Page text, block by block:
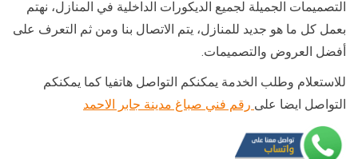
التصميمات الجميلة لجميع الديكورات الداخلية في المنازل، نهتم
بعمل كل ما هو جديد للمنازل، يتم الاتصال بنا ومن ثم التعرف على
أفضل العروض والتصميمات.
للاستعلام وطلب الخدمة يمكنكم التواصل هاتفيا كما يمكنكم
التواصل ايضا على رقم فني صباغ مدينة جابر الاحمد